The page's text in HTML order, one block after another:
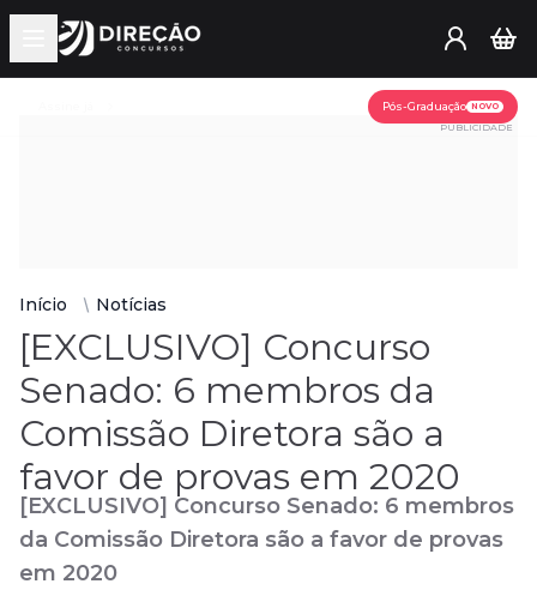
Open main menu
Pós-Graduação NOVO
PUBLICIDADE
Início Notícias
[EXCLUSIVO] Concurso
Senado: 6 membros da
Comissão Diretora são a
favor de provas em 2020
[EXCLUSIVO] Concurso Senado: 6 membros
da Comissão Diretora são a favor de provas
em 2020